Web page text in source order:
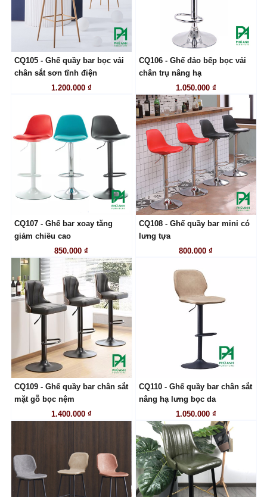
LIÊN HỆ
CQ105 - Ghế quầy bar bọc vải
chân sắt sơn tĩnh điện
1.200.000 ₫
LIÊN HỆ
CQ106 - Ghế đảo bếp bọc vải
chân trụ nâng hạ
1.050.000 ₫
CQ107 - Ghế bar xoay tăng
giảm chiều cao
850.000 ₫
CQ108 - Ghế quầy bar mini có
lưng tựa
800.000 ₫
LIÊN HỆ
CQ109 - Ghế quầy bar chân sắt
mặt gỗ bọc nệm
1.400.000 ₫
LIÊN HỆ
CQ110 - Ghế quầy bar chân sắt
nâng hạ lưng bọc da
1.050.000 ₫